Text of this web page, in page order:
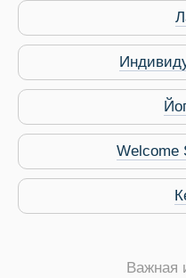
Welcome
Важная